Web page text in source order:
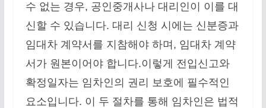
수 없는 경우, 공인중개사나 대리인이 이를 대
신할 수 있습니다. 대리 신청 시에는 신분증과
임대차 계약서를 지참해야 하며, 임대차 계약
서가 원본이어야 합니다.이렇게 전입신고와
확정일자는 임차인의 권리 보호에 필수적인
요소입니다. 이 두 절차를 통해 임차인은 법적